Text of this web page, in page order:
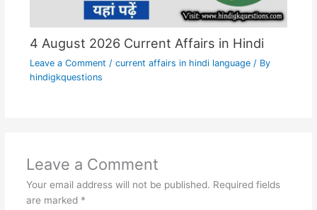
4 August 2026 Current Affairs in Hindi
Leave a Comment / current affairs in hindi language/ By
hindigkquestions
Leave a Comment
Your email address will not be published. Required fields
are marked *